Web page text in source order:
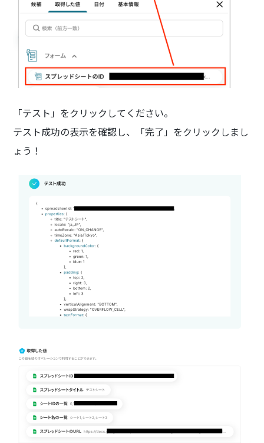
「テスト」をクリックしてください。
テスト成功の表示を確認し、「完了」をクリックしまし
ょう！